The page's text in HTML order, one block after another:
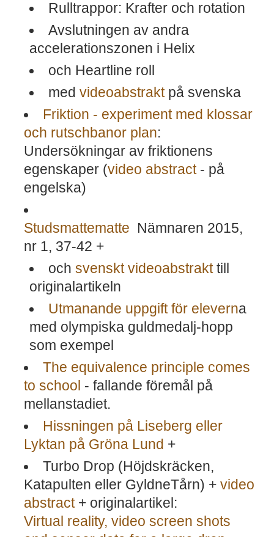
Rulltrappor: Krafter och rotation
Avslutningen av andra
accelerationszonen i Helix
och Heartline roll
med videoabstraktpå svenska
Friktion - experiment med klossar
och rutschbanor plan:
Undersökningar av friktionens
egenskaper (video abstract- på
engelska)
Studsmattematte Nämnaren 2015,
nr 1, 37-42 +
och svenskt videoabstrakttill
originalartikeln
Utmanande uppgift för eleverna
med olympiska guldmedalj-hopp
som exempel
The equivalence principle comes
to school - fallande föremål på
mellanstadiet.
Hissningen på Liseberg eller
Lyktan på Gröna Lund +
Turbo Drop (Höjdskräcken,
Katapulten eller GyldneTårn) + video
abstract+ originalartikel:
Virtual reality, video screen shots